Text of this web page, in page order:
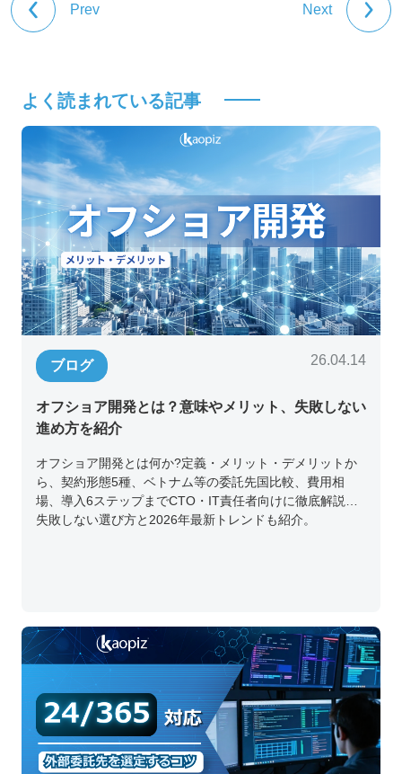
Prev Next
よく読まれている記事
ブログ 26.04.14
オフショア開発とは？意味やメリット、失敗しない
進め方を紹介
オフショア開発とは何か?定義・メリット・デメリットか
ら、契約形態5種、ベトナム等の委託先国比較、費用相
場、導入6ステップまでCTO・IT責任者向けに徹底解説。
失敗しない選び方と2026年最新トレンドも紹介。